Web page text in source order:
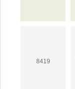
8419